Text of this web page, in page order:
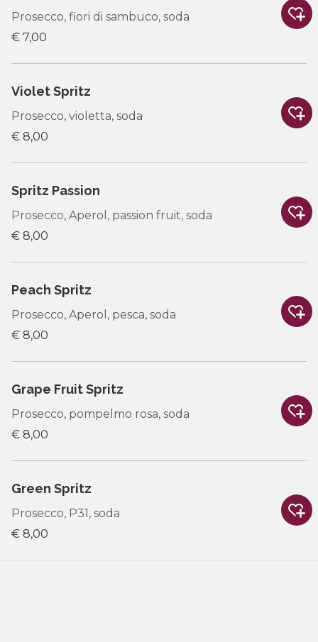
Prosecco, fiori di sambuco, soda
€ 7,00
Violet Spritz
Prosecco, violetta, soda
€ 8,00
Spritz Passion
Prosecco, Aperol, passion fruit, soda
€ 8,00
Peach Spritz
Prosecco, Aperol, pesca, soda
€ 8,00
Grape Fruit Spritz
Prosecco, pompelmo rosa, soda
€ 8,00
Green Spritz
Prosecco, P31, soda
€ 8,00